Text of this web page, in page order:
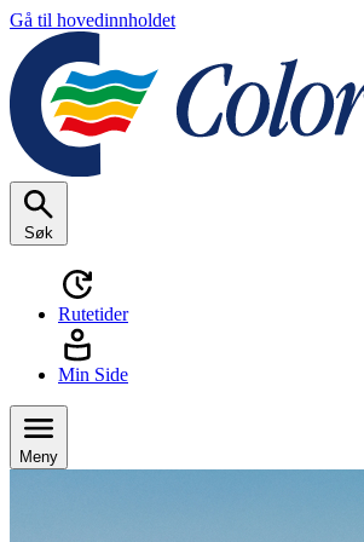
Gå til hovedinnholdet
Søk
Rutetider
Min Side
Meny